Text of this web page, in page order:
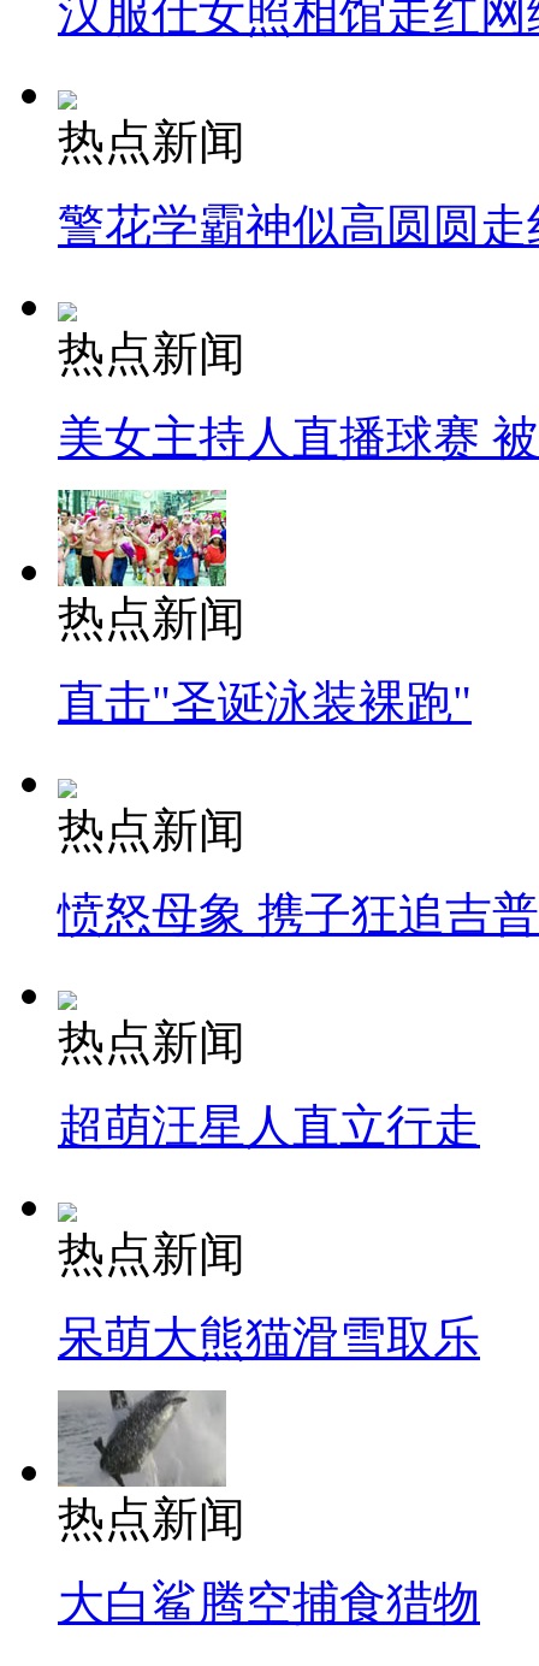
汉服仕女照相馆走红网
热点新闻
警花学霸神似高圆圆走
热点新闻
美女主持人直播球赛
热点新闻
直击"圣诞泳装裸跑"
热点新闻
愤怒母象 携子狂追吉
热点新闻
超萌汪星人直立行走
热点新闻
呆萌大熊猫滑雪取乐
热点新闻
大白鲨腾空捕食猎物